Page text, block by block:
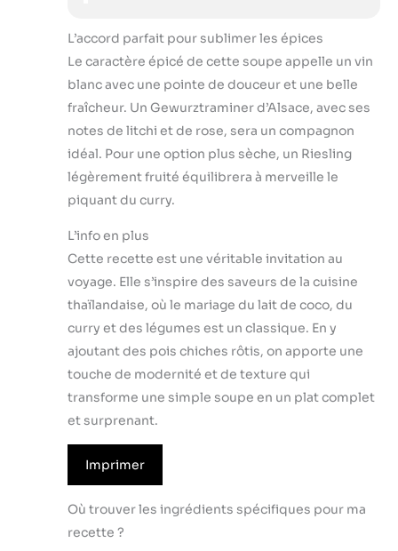
L’accord parfait pour sublimer les épices
Le caractère épicé de cette soupe appelle un vin
blanc avec une pointe de douceur et une belle
fraîcheur. Un Gewurztraminer d’Alsace, avec ses
notes de litchi et de rose, sera un compagnon
idéal. Pour une option plus sèche, un Riesling
légèrement fruité équilibrera à merveille le
piquant du curry.
L’info en plus
Cette recette est une véritable invitation au
voyage. Elle s’inspire des saveurs de la cuisine
thaïlandaise, où le mariage du lait de coco, du
curry et des légumes est un classique. En y
ajoutant des pois chiches rôtis, on apporte une
touche de modernité et de texture qui
transforme une simple soupe en un plat complet
et surprenant.
Imprimer
Où trouver les ingrédients spécifiques pour ma
recette ?